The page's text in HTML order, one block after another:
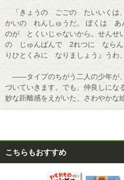
「きょうの ごごの たいいくは、
かいの れんしゅうだ。 ぼくは あ
のが とくいじゃないから。せんせ
の じゅんばんで 2れつに ならん
りひとくみに なりましょう』うわ
――タイプのちがう二人の少年が
づいていきます。でも、仲良しにな
妙な距離感をえがいた、さわやかな
こちらもおすすめ